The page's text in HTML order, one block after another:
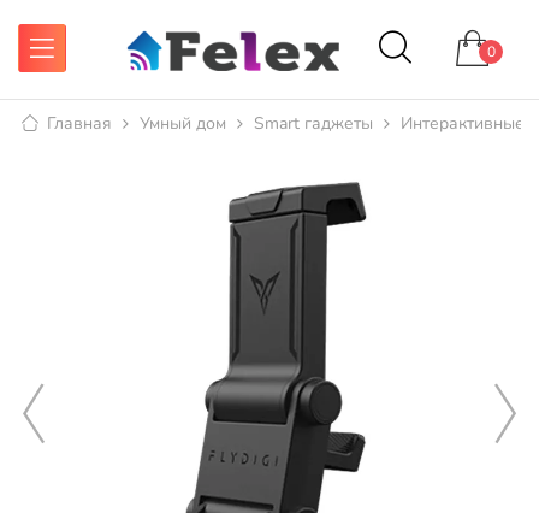
0
Главная Умный дом Smart гаджеты Интерактивные